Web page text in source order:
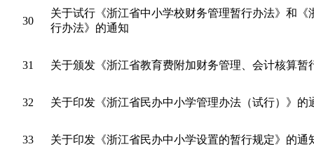
30
关于试行《浙江省中小学校财务管理暂行办法》和
行办法》的通知
31 关于颁发《浙江省教育费附加财务管理、会计核算暂
32 关于印发《浙江省民办中小学管理办法（试行）》的
33 关于印发《浙江省民办中小学设置的暂行规定》的通